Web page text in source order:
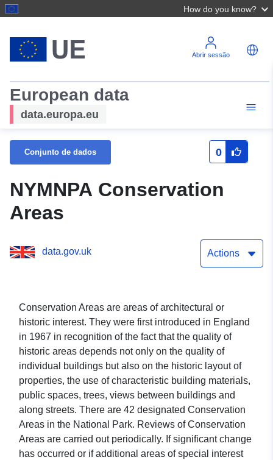
How do you know?
Abrir sessão
European data
data.europa.eu
Conjunto de dados 0
NYMNPA Conservation
Areas
data.gov.uk Actions
Conservation Areas are areas of architectural or
historic interest. They were first introduced in England
in 1967 in recognition of the fact that the quality of
historic areas depends not only on the quality of
individual buildings but also on the historic layout of
properties, the use of characteristic building materials,
public spaces, trees, views between buildings and
along streets. There are 42 designated Conservation
Areas in the National Park. Reviews of Conservation
Areas are carried out periodically. If significant change
has occurred or if additional areas of special interest